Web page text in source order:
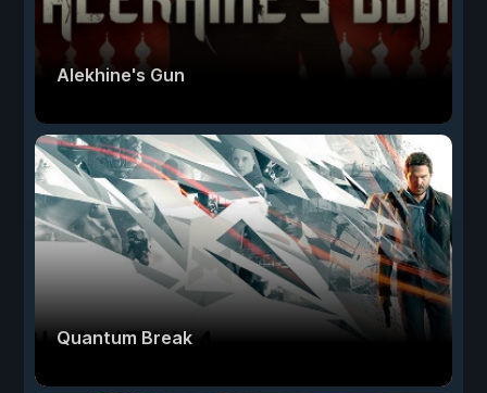
Alekhine's Gun
Quantum Break